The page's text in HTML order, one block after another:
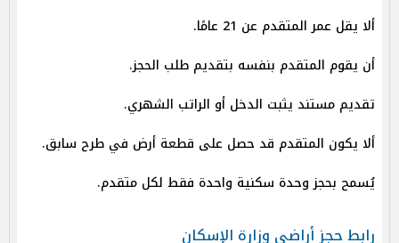
ألا يقل عمر المتقدم عن 21 عامًا.
أن يقوم المتقدم بنفسه بتقديم طلب الحجز.
تقديم مستند يثبت الدخل أو الراتب الشهري.
ألا يكون المتقدم قد حصل على قطعة أرض في طرح سابق.
يُسمح بحجز وحدة سكنية واحدة فقط لكل متقدم.
رابط حجز أراضي وزارة الإسكان